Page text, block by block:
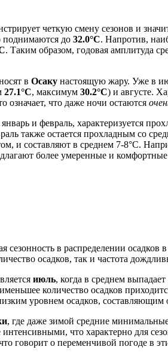
четкую смену сезонов и
поднимаются до 32.0°C. Напротив,
. Таким образом, годовая амплитуда
в Осаку настоящую жару. Уже в
27.1°C, максимум 30.2°C) и августе.
означает, что даже ночи остаются
и февраль, характеризуется
также остается прохладным со
и составляют в среднем 7-8°C.
более умеренные и
сезонность в распределении
осадков, так и частота
июль, когда в среднем выпадает
количество осадков
уровнем осадков, составляющим
, где даже зимой средние
что характерно для
говорит о переменчивой погоде в